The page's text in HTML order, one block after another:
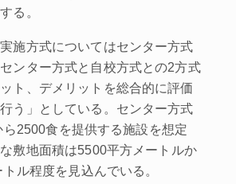
る。
施方式についてはセンター方式
ンター方式と自校方式との2方式
ト、デメリットを総合的に評価
う」としている。センター方式
2500食を提供する施設を想定
敷地面積は5500平方メートルか
ル程度を見込んでいる。